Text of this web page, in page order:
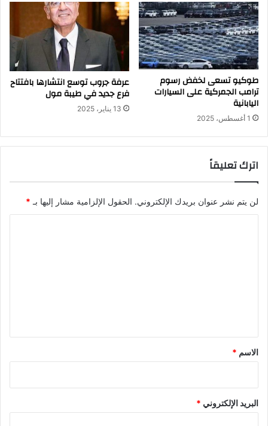
طوكيو تسعى لخفض رسوم
ترامب الجمركية على السيارات
اليابانية
1 أغسطس، 2025
عرفة جروب توسع انتشارها بافتتاح
فرع جديد في طيبة مول
13 يناير، 2025
اترك تعليقاً
لن يتم نشر عنوان بريدك الإلكتروني. الحقول الإلزامية مشار إليها بـ *
*
الاسم *
البريد الإلكتروني *